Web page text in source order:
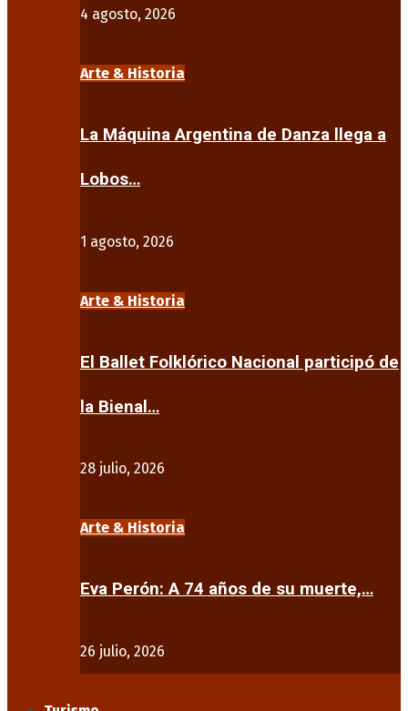
4 agosto, 2026
Arte & Historia
La Máquina Argentina de Danza llega a
Lobos…
1 agosto, 2026
Arte & Historia
El Ballet Folklórico Nacional participó de
la Bienal…
28 julio, 2026
Arte & Historia
Eva Perón: A 74 años de su muerte,…
26 julio, 2026